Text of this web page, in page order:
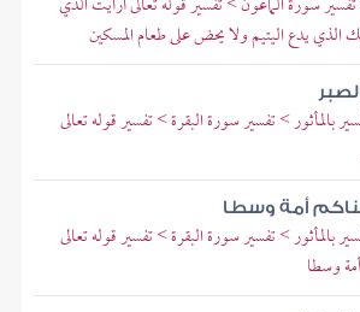
الذي يدع اليتيم ولا يحض على طعام المسكين
بالمأثور > تفسير سورة البقرة > تفسير قوله تعالى
أمة وسطا
بالمأثور > تفسير سورة البقرة > تفسير قوله تعالى
وسطا